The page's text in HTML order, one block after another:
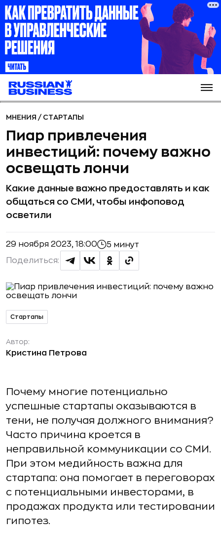
МНЕНИЯ / СТАРТАПЫ
Пиар привлечения
инвестиций: почему важно
освещать лончи
Какие данные важно предоставлять и как
общаться со СМИ, чтобы инфоповод
осветили
29 ноября 2023, 18:00 5 минут
Поделиться:
Стартапы
Автор:
Кристина Петрова
Почему многие потенциально
успешные стартапы оказываются в
тени, не получая должного внимания?
Часто причина кроется в
неправильной коммуникации со СМИ.
При этом медийность важна для
стартапа: она помогает в переговорах
с потенциальными инвесторами, в
продажах продукта или тестировании
гипотез.